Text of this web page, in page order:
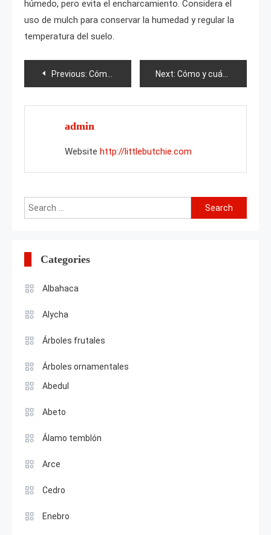
húmedo, pero evita el encharcamiento. Considera el
uso de mulch para conservar la humedad y regular la
temperatura del suelo.
Post
navigation
Previous: Cómo hacer que el eneldo brote rápidamente? Next: Cómo y cuándo florecen los cerezos?
admin
Website http://littlebutchie.com
Search
for:
Categories
Albahaca
Alycha
Árboles frutales
Árboles ornamentales
Abedul
Abeto
Álamo temblón
Arce
Cedro
Enebro